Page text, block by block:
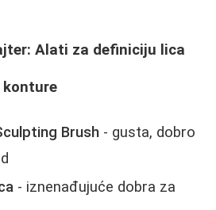
Alati za definiciju lica
konture
Brush - gusta, dobro
- iznenađujuće dobra za